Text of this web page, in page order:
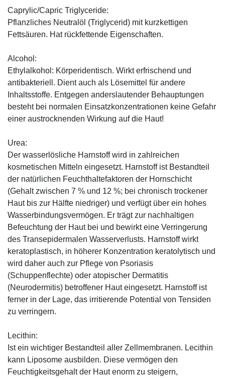
Caprylic/Capric Triglyceride:
Pflanzliches Neutralöl (Triglycerid) mit kurzkettigen
Fettsäuren. Hat rückfettende Eigenschaften.
Alcohol:
Ethylalkohol: Körperidentisch. Wirkt erfrischend und
antibakteriell. Dient auch als Lösemittel für andere
Inhaltsstoffe. Entgegen anderslautender Behauptungen
besteht bei normalen Einsatzkonzentrationen keine Gefahr
einer austrocknenden Wirkung auf die Haut!
Urea:
Der wasserlösliche Harnstoff wird in zahlreichen
kosmetischen Mitteln eingesetzt. Harnstoff ist Bestandteil
der natürlichen Feuchthaltefaktoren der Hornschicht
(Gehalt zwischen 7 % und 12 %; bei chronisch trockener
Haut bis zur Hälfte niedriger) und verfügt über ein hohes
Wasserbindungsvermögen. Er trägt zur nachhaltigen
Befeuchtung der Haut bei und bewirkt eine Verringerung
des Transepidermalen Wasserverlusts. Harnstoff wirkt
keratoplastisch, in höherer Konzentration keratolytisch und
wird daher auch zur Pflege von Psoriasis
(Schuppenflechte) oder atopischer Dermatitis
(Neurodermitis) betroffener Haut eingesetzt. Harnstoff ist
ferner in der Lage, das irritierende Potential von Tensiden
zu verringern.
Lecithin:
Ist ein wichtiger Bestandteil aller Zellmembranen. Lecithin
kann Liposome ausbilden. Diese vermögen den
Feuchtigkeitsgehalt der Haut enorm zu steigern,